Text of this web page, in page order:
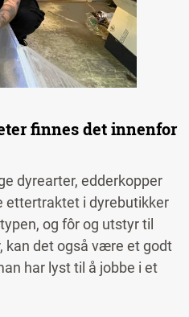
finnes det innenfor
dyrearter, edderkopper
ettertraktet i dyrebutikker
og fôr og utstyr til
kan det også være et godt
har lyst til å jobbe i et